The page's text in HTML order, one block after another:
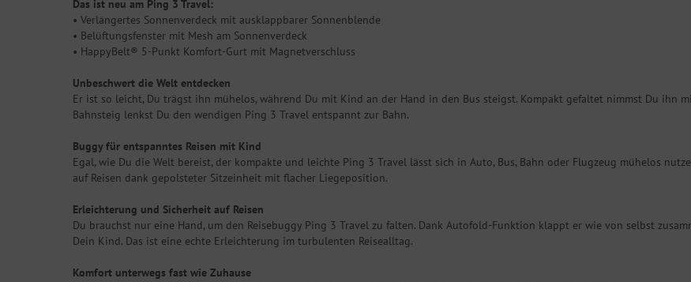
Das ist neu am Ping 3 Travel:
• Verlängertes Sonnenverdeck mit ausklappbarer Sonnenblende
• Belüftungsfenster mit Mesh am Sonnenverdeck
• HappyBelt® 5-Punkt Komfort-Gurt mit Magnetverschluss
Unbeschwert die Welt entdecken
Er ist so leicht, Du trägst ihn mühelos, während Du mit Kind an der Hand in den Bus steigst. Kompakt gefaltet nimmst Du ihn
Bahnsteig lenkst Du den wendigen Ping 3 Travel entspannt zur Bahn.
Buggy für entspanntes Reisen mit Kind
Egal, wie Du die Welt bereist, der kompakte und leichte Ping 3 Travel lässt sich in Auto, Bus, Bahn oder Flugzeug mühelos
auf Reisen dank gepolsteter Sitzeinheit mit flacher Liegeposition.
Erleichterung und Sicherheit auf Reisen
Du brauchst nur eine Hand, um den Reisebuggy Ping 3 Travel zu falten. Dank Autofold-Funktion klappt er wie von selbst
Dein Kind. Das ist eine echte Erleichterung im turbulenten Reisealltag.
Komfort unterwegs fast wie Zuhause